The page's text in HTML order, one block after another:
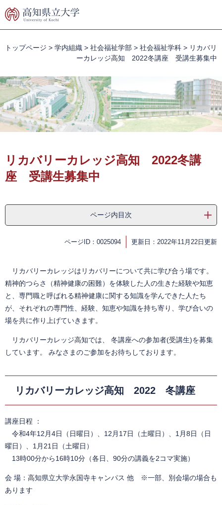
ー
す。
ニ
し
て
本
文
へ
トップページ > 学内組織 > 社会福祉学部 > 社会福祉学科 > リカバリ
ーカレッジ高知 2022冬講座 受講生募集中
リカバリーカレッジ高知 2022冬講
座 受講生募集中
ページ内目次
ページID：0025094 更新日：2022年11月22日更新
リカバリーカレッジはリカバリーについて共に学び合う場です。
精神的つらさ（精神健康の困難）を体験した人の生きた経験や知恵
と、専門職と呼ばれる精神健康に関する知識を学んできた人たち
が、それぞれの専門性、経験、知恵や知識を持ち寄り、学び合いの
場を共に作り上げていきます。
リカバリーカレッジ高知では、 冬講座への参加者(受講生)を募集
しています。 みなさまのご参加をお待ちしております。​
リカバリーカレッジ高知 2022 冬講座
講座日程 ：
令和4年12月4日（日曜日）、12月17日（土曜日）、1月8日（日
曜日）、1月21日（土曜日）
13時00分から16時10分（各日、90分の講義を2コマ実施）
会 場：高知県立大学永国寺キャンパス 他 ※一部、別会場の場合も
あります